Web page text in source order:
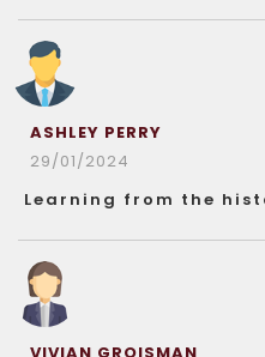
ASHLEY PERRY
29/01/2024
Learning from the